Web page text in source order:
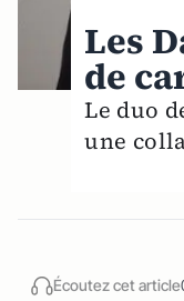
Les
de
Le duo
une
Écoutez cet article